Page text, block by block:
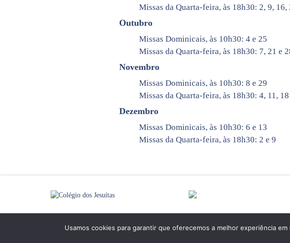
Missas da Quarta-feira, às 18h30: 2, 9, 16,
Outubro
Missas Dominicais, às 10h30: 4 e 25
Missas da Quarta-feira, às 18h30: 7, 21 e
Novembro
Missas Dominicais, às 10h30: 8 e 29
Missas da Quarta-feira, às 18h30: 4, 11, 18
Dezembro
Missas Dominicais, às 10h30: 6 e 13
Missas da Quarta-feira, às 18h30: 2 e 9
- Todos os direitos reservados
Usamos cookies para garantir que oferecemos a melhor experiência